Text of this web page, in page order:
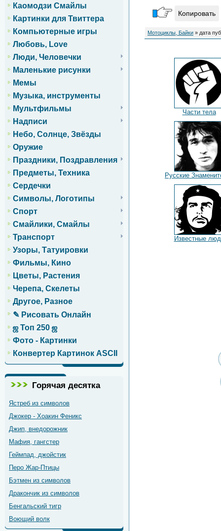
Каомодзи Смайлы
Картинки для Твиттера
Компьютерные игры
Любовь, Love
Люди, Человечки
Маленькие рисунки
Мемы
Музыка, инструменты
Мультфильмы
Надписи
Небо, Солнце, Звёзды
Оружие
Праздники, Поздравления
Предметы, Техника
Сердечки
Символы, Логотипы
Спорт
Смайлики, Смайлы
Транспорт
Узоры, Татуировки
Фильмы, Кино
Цветы, Растения
Черепа, Скелеты
Другое, Разное
✎ Рисовать Онлайн
ஜ Топ 250 ஜ
Фото - Картинки
Конвертер Картинок ASCII
Горячая десятка
Ястреб из символов
Джокер - Хоакин Феникс
Джип, внедорожник
Мафия, гангстер
Геймпад, джойстик
Перо Жар-Птицы
Бэтмен из символов
Дракончик из символов
Бенгальский тигр
Воющий волк
Копировать
Мотоциклы, Байки » дата
Части тела
Русские
Известные